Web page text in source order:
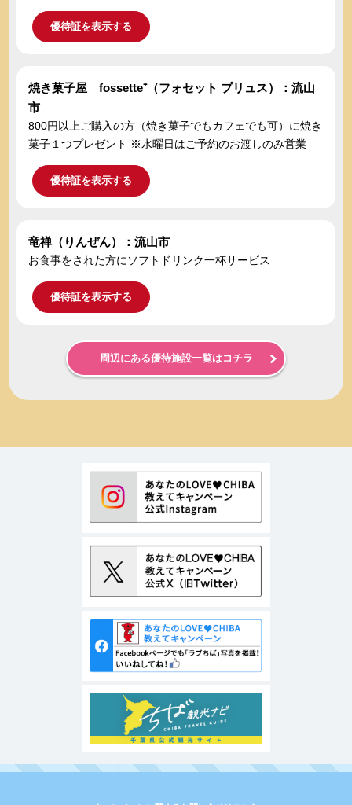
優待証を表示する
焼き菓子屋 fossette⁺（フォセット プリュス）：流山
市
800円以上ご購入の方（焼き菓子でもカフェでも可）に焼き
菓子１つプレゼント ※水曜日はご予約のお渡しのみ営業
優待証を表示する
竜禅（りんぜん）：流山市
お食事をされた方にソフトドリンク一杯サービス
優待証を表示する
周辺にある優待施設一覧はコチラ